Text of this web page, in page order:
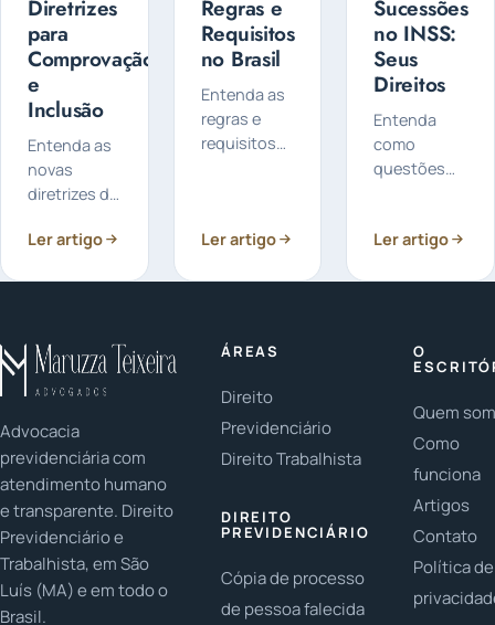
Diretrizes
para
Comprovação
e
Inclusão
Entenda as
novas
diretrizes do
para 2026,
miserabilidade
e nos
critérios de
social para
beneficiários.
Ler artigo
Regras e
Requisitos
no Brasil
Entenda as
regras e
requisitos
professores
incluindo as
após a
Reforma da
Previdência
e os tipos
benefício.
Ler artigo
Sucessões
no INSS:
Seus
Direitos
Entenda
como
questões
impactam
incluindo
morte e
benefícios
dependentes.
Ler artigo
Advocacia
previdenciária com
atendimento humano
e transparente. Direito
Previdenciário e
Trabalhista, em São
Luís (MA) e em todo o
Brasil.
ÁREAS
Direito
Previdenciário
Direito Trabalhista
DIREITO
PREVIDENCIÁRIO
Cópia de processo
de pessoa falecida
O
Quem
Como
funciona
Artigos
Contato
Política de